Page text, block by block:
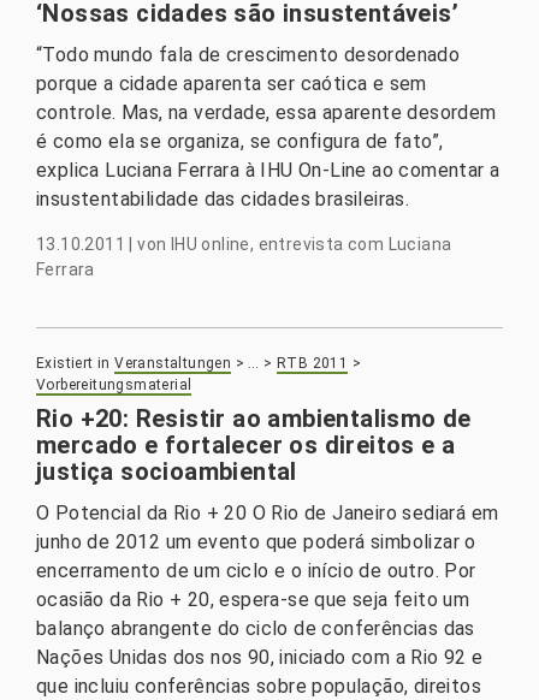
‘Nossas cidades são insustentáveis’
“Todo mundo fala de crescimento desordenado
porque a cidade aparenta ser caótica e sem
controle. Mas, na verdade, essa aparente desordem
é como ela se organiza, se configura de fato”,
explica Luciana Ferrara à IHU On-Line ao comentar a
insustentabilidade das cidades brasileiras.
13.10.2011 |von
IHU online, entrevista com Luciana
Ferrara
Existiert in Veranstaltungen > … > RTB 2011 >
Vorbereitungsmaterial
Rio +20: Resistir ao ambientalismo de
mercado e fortalecer os direitos e a
justiça socioambiental
O Potencial da Rio + 20 O Rio de Janeiro sediará em
junho de 2012 um evento que poderá simbolizar o
encerramento de um ciclo e o início de outro. Por
ocasião da Rio + 20, espera-se que seja feito um
balanço abrangente do ciclo de conferências das
Nações Unidas dos nos 90, iniciado com a Rio 92 e
que incluiu conferências sobre população, direitos